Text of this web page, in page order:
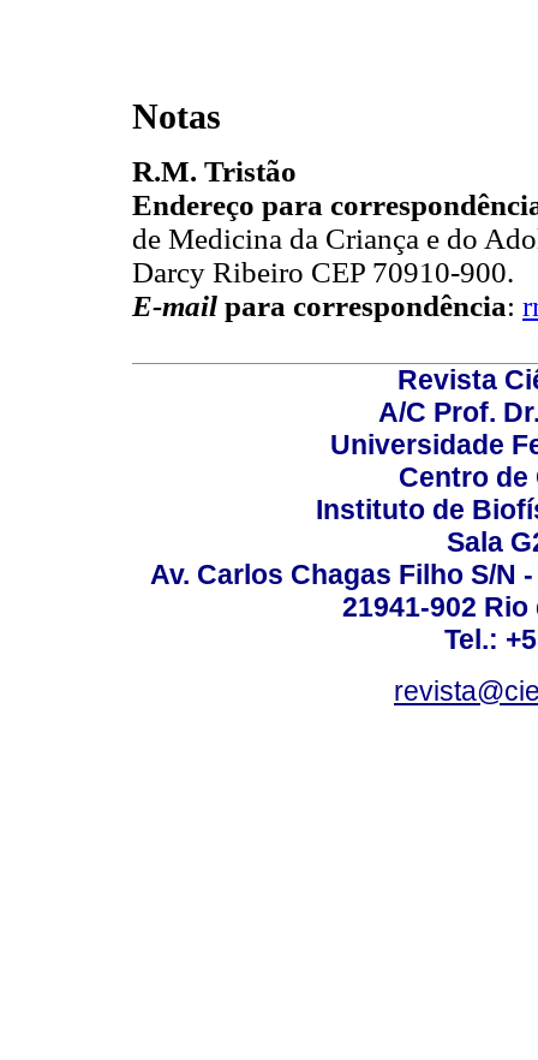
Notas
R.M. Tristão
Endereço para
de Medicina da Criança e do
Darcy Ribeiro CEP 70910-900.
E-mail para correspondência:
Revista
A/C Prof.
Universidade
Centro de
Instituto de
Sala
Av. Carlos Chagas Filho S/N
21941-902
Tel.: